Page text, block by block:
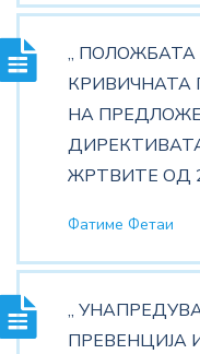
„
КРИВИЧНАТА
НА
ЖРТВИТЕ ОД
Фатиме Фетаи
„
ПРЕВЕНЦИЈА